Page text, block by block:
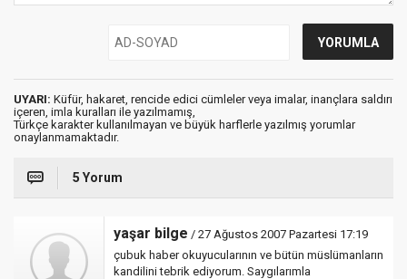
UYARI: Küfür, hakaret, rencide edici cümleler veya imalar, inançlara saldırı
içeren, imla kuralları ile yazılmamış,
Türkçe karakter kullanılmayan ve büyük harflerle yazılmış yorumlar
onaylanmamaktadır.
5 Yorum
yaşar bilge / 27 Ağustos 2007 Pazartesi 17:19
çubuk haber okuyucularının ve bütün müslümanların
kandilini tebrik ediyorum. Saygılarımla